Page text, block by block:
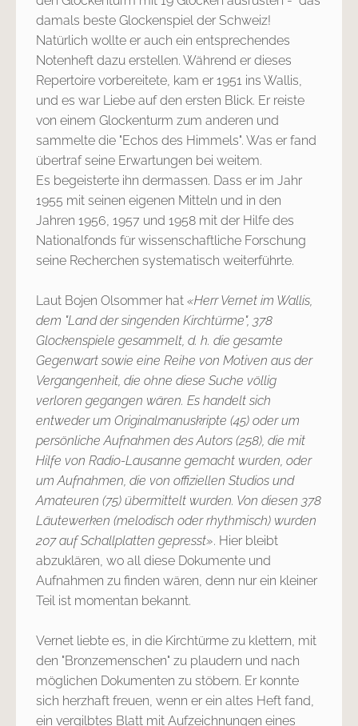
damals beste Glockenspiel der Schweiz!
Natürlich wollte er auch ein entsprechendes
Notenheft dazu erstellen. Während er dieses
Repertoire vorbereitete, kam er 1951 ins Wallis,
und es war Liebe auf den ersten Blick. Er reiste
von einem Glockenturm zum anderen und
sammelte die "Echos des Himmels". Was er fand
übertraf seine Erwartungen bei weitem.
Es begeisterte ihn dermassen. Dass er im Jahr
1955 mit seinen eigenen Mitteln und in den
Jahren 1956, 1957 und 1958 mit der Hilfe des
Nationalfonds für wissenschaftliche Forschung
seine Recherchen systematisch weiterführte.
Laut Bojen Olsommer hat «Herr Vernet im Wallis,
dem "Land der singenden Kirchtürme", 378
Glockenspiele gesammelt, d. h. die gesamte
Gegenwart sowie eine Reihe von Motiven aus der
Vergangenheit, die ohne diese Suche völlig
verloren gegangen wären. Es handelt sich
entweder um Originalmanuskripte (45) oder um
persönliche Aufnahmen des Autors (258), die mit
Hilfe von Radio-Lausanne gemacht wurden, oder
um Aufnahmen, die von offiziellen Studios und
Amateuren (75) übermittelt wurden. Von diesen 378
Läutewerken (melodisch oder rhythmisch) wurden
207 auf Schallplatten gepresst». Hier bleibt
abzuklären, wo all diese Dokumente und
Aufnahmen zu finden wären, denn nur ein kleiner
Teil ist momentan bekannt.
Vernet liebte es, in die Kirchtürme zu klettern, mit
den "Bronzemenschen" zu plaudern und nach
möglichen Dokumenten zu stöbern. Er konnte
sich herzhaft freuen, wenn er ein altes Heft fand,
ein vergilbtes Blatt mit Aufzeichnungen eines